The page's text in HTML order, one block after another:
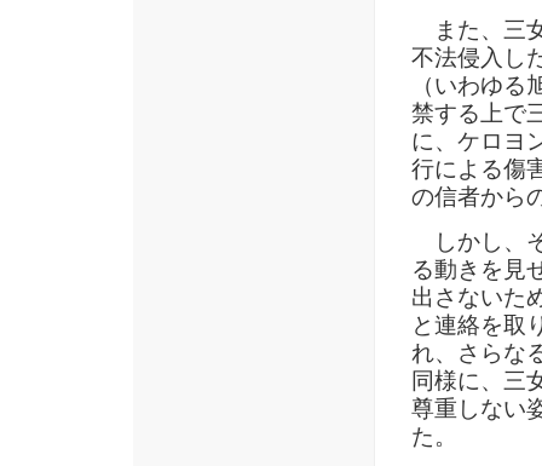
また、三
不法侵入し
（いわゆ
禁する上で
に、ケロヨ
行による傷
の信者から
しかし、
る動きを見
出さないた
と連絡を取
れ、さらな
同様に、三
尊重しない
た。